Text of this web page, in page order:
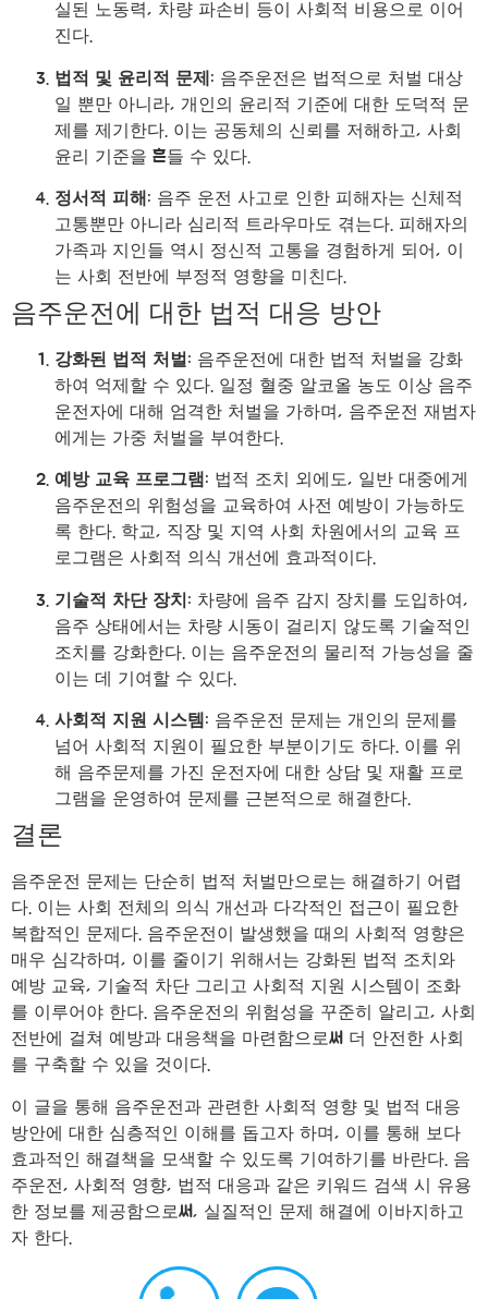
실된 노동력, 차량 파손비 등이 사회적 비용으로 이어
진다.
법적 및 윤리적 문제 : 음주운전은 법적으로 처벌 대상
일 뿐만 아니라, 개인의 윤리적 기준에 대한 도덕적 문
제를 제기한다. 이는 공동체의 신뢰를 저해하고, 사회
윤리 기준을 흔들 수 있다.
정서적 피해 : 음주 운전 사고로 인한 피해자는 신체적
고통뿐만 아니라 심리적 트라우마도 겪는다. 피해자의
가족과 지인들 역시 정신적 고통을 경험하게 되어, 이
는 사회 전반에 부정적 영향을 미친다.
음주운전에 대한 법적 대응 방안
강화된 법적 처벌 : 음주운전에 대한 법적 처벌을 강화
하여 억제할 수 있다. 일정 혈중 알코올 농도 이상 음주
운전자에 대해 엄격한 처벌을 가하며, 음주운전 재범자
에게는 가중 처벌을 부여한다.
예방 교육 프로그램 : 법적 조치 외에도, 일반 대중에게
음주운전의 위험성을 교육하여 사전 예방이 가능하도
록 한다. 학교, 직장 및 지역 사회 차원에서의 교육 프
로그램은 사회적 의식 개선에 효과적이다.
기술적 차단 장치 : 차량에 음주 감지 장치를 도입하여,
음주 상태에서는 차량 시동이 걸리지 않도록 기술적인
조치를 강화한다. 이는 음주운전의 물리적 가능성을 줄
이는 데 기여할 수 있다.
사회적 지원 시스템 : 음주운전 문제는 개인의 문제를
넘어 사회적 지원이 필요한 부분이기도 하다. 이를 위
해 음주문제를 가진 운전자에 대한 상담 및 재활 프로
그램을 운영하여 문제를 근본적으로 해결한다.
결론
음주운전 문제는 단순히 법적 처벌만으로는 해결하기 어렵
다. 이는 사회 전체의 의식 개선과 다각적인 접근이 필요한
복합적인 문제다. 음주운전이 발생했을 때의 사회적 영향은
매우 심각하며, 이를 줄이기 위해서는 강화된 법적 조치와
예방 교육, 기술적 차단 그리고 사회적 지원 시스템이 조화
를 이루어야 한다. 음주운전의 위험성을 꾸준히 알리고, 사회
전반에 걸쳐 예방과 대응책을 마련함으로써 더 안전한 사회
를 구축할 수 있을 것이다.
이 글을 통해 음주운전과 관련한 사회적 영향 및 법적 대응
방안에 대한 심층적인 이해를 돕고자 하며, 이를 통해 보다
효과적인 해결책을 모색할 수 있도록 기여하기를 바란다. 음
주운전, 사회적 영향, 법적 대응과 같은 키워드 검색 시 유용
한 정보를 제공함으로써, 실질적인 문제 해결에 이바지하고
자 한다.